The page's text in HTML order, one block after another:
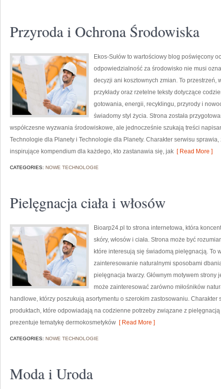
Przyroda i Ochrona Środowiska
Ekos-Sułów to wartościowy blog poświęcony
odpowiedzialność za środowisko nie musi
decyzji ani kosztownych zmian. To przestrzeń,
przykłady oraz rzetelne teksty dotyczące
gotowania, energii, recyklingu, przyrody i
świadomy styl życia. Strona została
współczesne wyzwania środowiskowe, ale jednocześnie szukają treści
Technologie dla Planety i Technologie dla Planety. Charakter serwisu sprawia,
inspirujące kompendium dla każdego, kto zastanawia się, jak [ Read More ]
CATEGORIES: NOWE TECHNOLOGIE
Pielęgnacja ciała i włosów
Bioarp24.pl to strona internetowa, która
skóry, włosów i ciała. Strona może być
które interesują się świadomą pielęgnacją. To
zainteresowanie naturalnymi sposobami
pielęgnacja twarzy. Głównym motywem
może zainteresować zarówno miłośników
handlowe, którzy poszukują asortymentu o szerokim zastosowaniu.
produktach, które odpowiadają na codzienne potrzeby związane z pielęgnacją
prezentuje tematykę dermokosmetyków [ Read More ]
CATEGORIES: NOWE TECHNOLOGIE
Moda i Uroda